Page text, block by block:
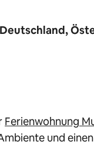
Ferienwohnung
und einen